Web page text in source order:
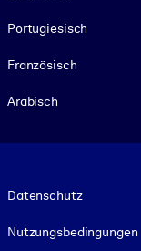
Portugiesisch
Französisch
Arabisch
Datenschutz
Nutzungsbedingungen